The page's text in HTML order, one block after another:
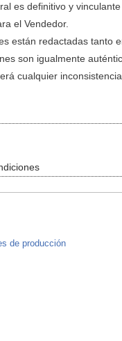
es definitivo y
el Vendedor.
están redactadas tanto
son igualmente
cualquier
de producción